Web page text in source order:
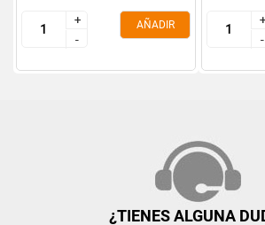
+
-
+
-
AÑADIR
+
-
+
-
¿TIENES ALGUNA